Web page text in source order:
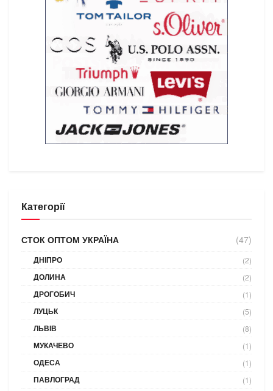
Категорії
СТОК ОПТОМ УКРАЇНА (47)
ДНІПРО (2)
ДОЛИНА (2)
ДРОГОБИЧ (1)
ЛУЦЬК (5)
ЛЬВІВ (8)
МУКАЧЕВО (1)
ОДЕСА (1)
ПАВЛОГРАД (1)